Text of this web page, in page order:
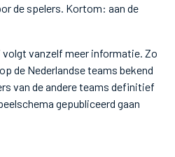
de spelers. Kortom: aan de
vanzelf meer informatie. Zo
de Nederlandse teams bekend
van de andere teams definitief
gepubliceerd gaan